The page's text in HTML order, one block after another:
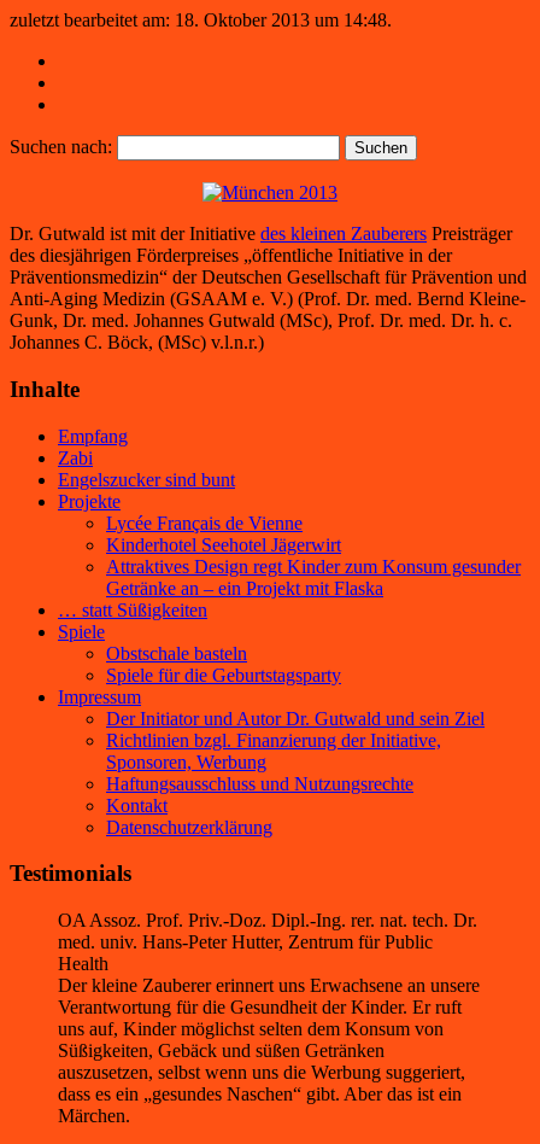
zuletzt bearbeitet am: 18. Oktober 2013 um 14:48.
Suchen nach:
Dr. Gutwald ist mit der Initiative des kleinen Zauberers Preisträger
des diesjährigen Förderpreises „öffentliche Initiative in der
Präventionsmedizin“ der Deutschen Gesellschaft für Prävention und
Anti-Aging Medizin (GSAAM e. V.) (Prof. Dr. med. Bernd Kleine-
Gunk, Dr. med. Johannes Gutwald (MSc), Prof. Dr. med. Dr. h. c.
Johannes C. Böck, (MSc) v.l.n.r.)
Inhalte
Empfang
Zabi
Engelszucker sind bunt
Projekte
Lycée Français de Vienne
Kinderhotel Seehotel Jägerwirt
Attraktives Design regt Kinder zum Konsum gesunder
Getränke an – ein Projekt mit Flaska
… statt Süßigkeiten
Spiele
Obstschale basteln
Spiele für die Geburtstagsparty
Impressum
Der Initiator und Autor Dr. Gutwald und sein Ziel
Richtlinien bzgl. Finanzierung der Initiative,
Sponsoren, Werbung
Haftungsausschluss und Nutzungsrechte
Kontakt
Datenschutzerklärung
Testimonials
OA Assoz. Prof. Priv.-Doz. Dipl.-Ing. rer. nat. tech. Dr.
med. univ. Hans-Peter Hutter, Zentrum für Public
Health
Der kleine Zauberer erinnert uns Erwachsene an unsere
Verantwortung für die Gesundheit der Kinder. Er ruft
uns auf, Kinder möglichst selten dem Konsum von
Süßigkeiten, Gebäck und süßen Getränken
auszusetzen, selbst wenn uns die Werbung suggeriert,
dass es ein „gesundes Naschen“ gibt. Aber das ist ein
Märchen.